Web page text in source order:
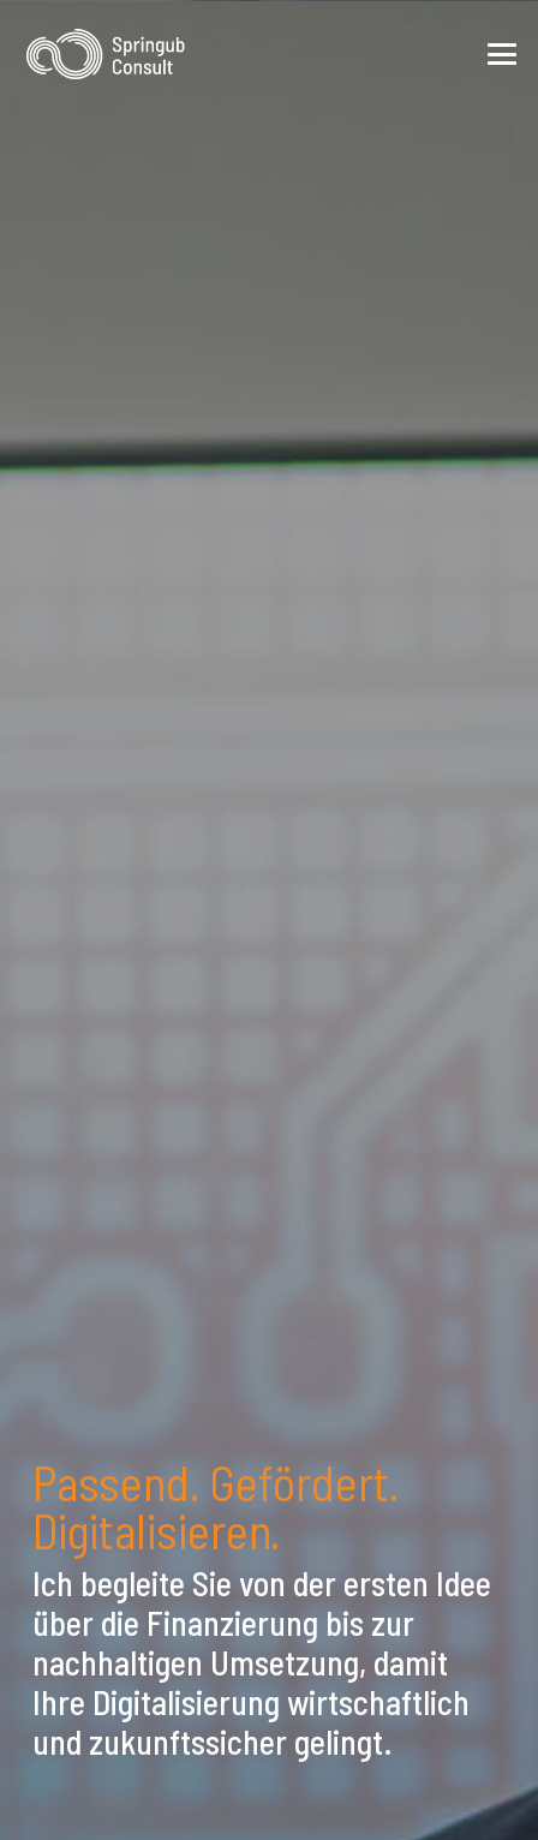
Passend. Gefördert.
Digitalisieren.
Ich begleite Sie von der ersten Idee
über die Finanzierung bis zur
nachhaltigen Umsetzung, damit
Ihre Digitalisierung wirtschaftlich
und zukunftssicher gelingt.